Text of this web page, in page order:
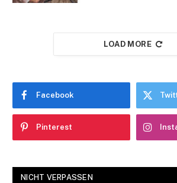
LOAD MORE
Facebook
Pinterest
NICHT VERPASSEN